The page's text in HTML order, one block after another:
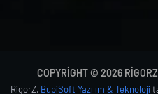
COPYRIGHT © 2026
RigorZ, BubiSoft Yazılım & Teknoloji